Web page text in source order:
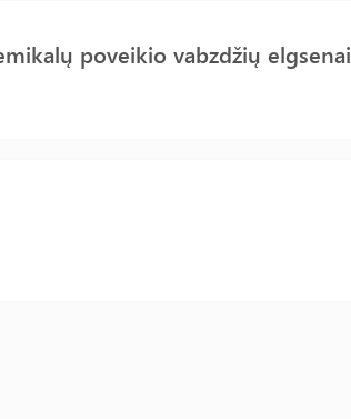
poveikio vabzdžių elgsenai